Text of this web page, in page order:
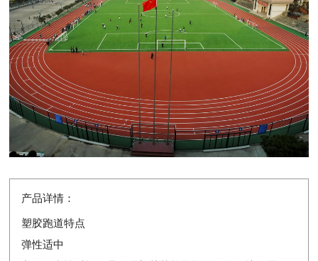
产品详情：
塑胶跑道特点
弹性适中